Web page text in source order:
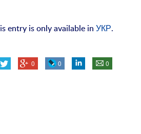
entry is only available inУКР.
0 0 0